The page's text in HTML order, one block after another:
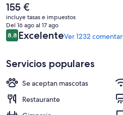
El
precio
actual
es
de
155 €
incluye tasas e impuestos
Del 16 ago al 17 ago
Comentarios
8,88,8 de 10
ExcelenteVer 1232
Servicios populares
Se aceptan mascotas
Restaurante